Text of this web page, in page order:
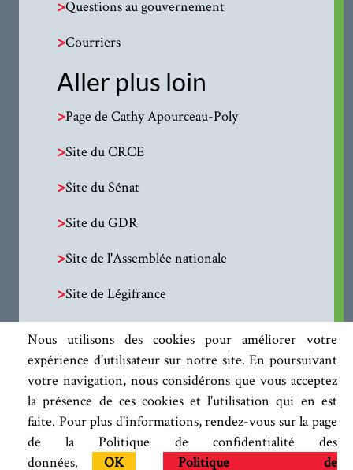
Nous utilisons des cookies pour améliorer votre
expérience d'utilisateur sur notre site. En poursuivant
votre navigation, nous considérons que vous acceptez
la présence de ces cookies et l'utilisation qui en est
faite. Pour plus d'informations, rendez-vous sur la page
de la Politique de confidentialité des
données.
OK Politique de
>Questions au gouvernement
>Courriers
Aller plus loin
>Page de Cathy Apourceau-Poly
>Site du CRCE
>Site du Sénat
>Site du GDR
>Site de l'Assemblée nationale
>Site de Légifrance